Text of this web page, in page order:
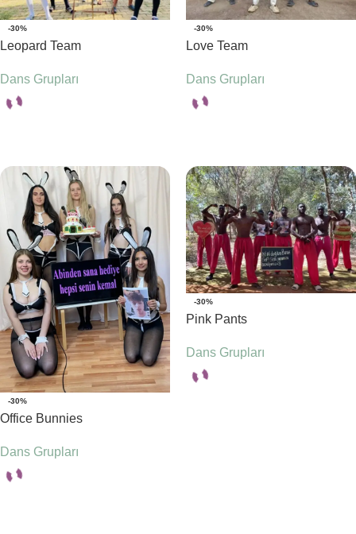
-30%
Leopard Team
Dans Grupları
-30%
Love Team
Dans Grupları
-30%
Office Bunnies
Dans Grupları
-30%
Pink Pants
Dans Grupları